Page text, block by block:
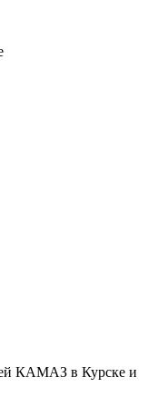
КАМАЗ в Курске и